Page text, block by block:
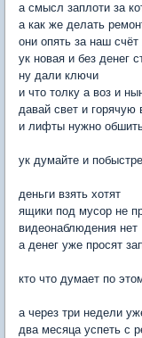
а смысл заплоти за
а как же делать
они опять за наш
ук новая и без денег
ну дали ключи
и что толку а воз и
давай свет и горячую
и лифты нужно
ук думайте и
деньги взять хотят
ящики под мусор не
видеонаблюдения нет
а денег уже просят
кто что думает по
а через три недели
два месяца успеть с